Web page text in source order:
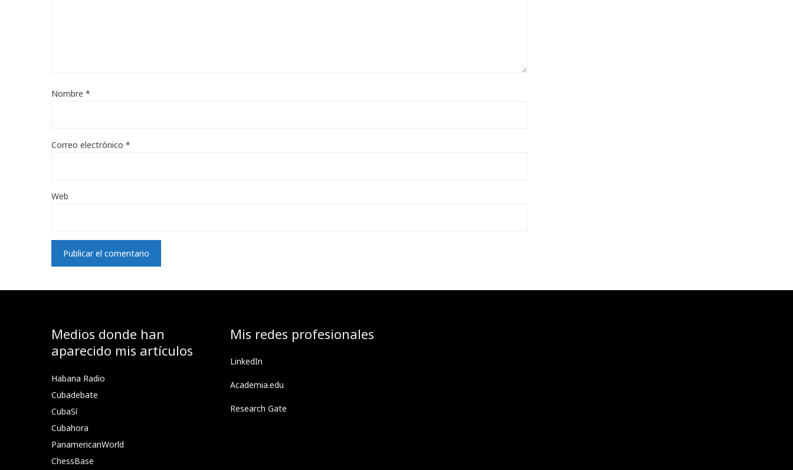
Nombre *
Correo electrónico *
Web
Medios donde han
aparecido mis artículos
Habana Radio
Cubadebate
CubaSí
Cubahora
PanamericanWorld
ChessBase
Mis redes profesionales
LinkedIn
Academia.edu
Research Gate